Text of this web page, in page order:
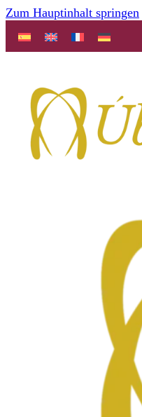
Zum Hauptinhalt springen